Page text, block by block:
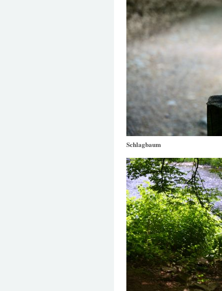
Schlagbaum